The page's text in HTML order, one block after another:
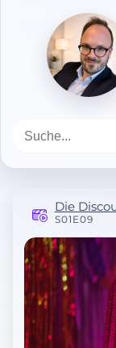
Die
S01E09